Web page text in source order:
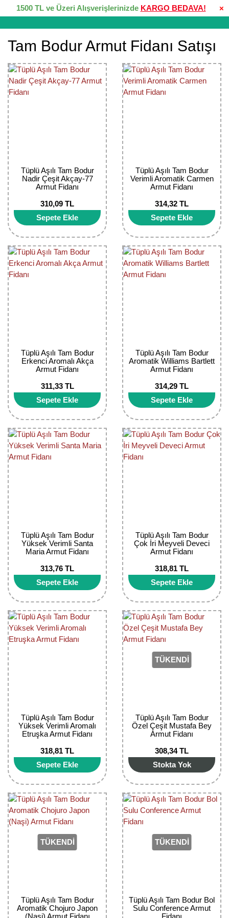
×
1500 TL ve Üzeri Alışverişlerinizde KARGO BEDAVA!
Tam Bodur Armut Fidanı Satışı
Tüplü Aşılı Tam Bodur
Nadir Çeşit Akçay-77
Armut Fidanı
310,09 TL
Sepete Ekle
Tüplü Aşılı Tam Bodur
Verimli Aromatik Carmen
Armut Fidanı
314,32 TL
Sepete Ekle
Tüplü Aşılı Tam Bodur
Erkenci Aromalı Akça
Armut Fidanı
311,33 TL
Sepete Ekle
Tüplü Aşılı Tam Bodur
Aromatik Williams Bartlett
Armut Fidanı
314,29 TL
Sepete Ekle
Tüplü Aşılı Tam Bodur
Yüksek Verimli Santa
Maria Armut Fidanı
313,76 TL
Sepete Ekle
Tüplü Aşılı Tam Bodur
Çok İri Meyveli Deveci
Armut Fidanı
318,81 TL
Sepete Ekle
Tüplü Aşılı Tam Bodur
Yüksek Verimli Aromalı
Etruşka Armut Fidanı
318,81 TL
Sepete Ekle
TÜKENDİ
Tüplü Aşılı Tam Bodur
Özel Çeşit Mustafa Bey
Armut Fidanı
308,34 TL
Stokta Yok
TÜKENDİ
Tüplü Aşılı Tam Bodur
Aromatik Chojuro Japon
(Naşi) Armut Fidanı
TÜKENDİ
Tüplü Aşılı Tam Bodur Bol
Sulu Conference Armut
Fidanı